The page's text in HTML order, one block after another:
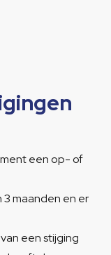
een op- of
maanden en er
een stijging